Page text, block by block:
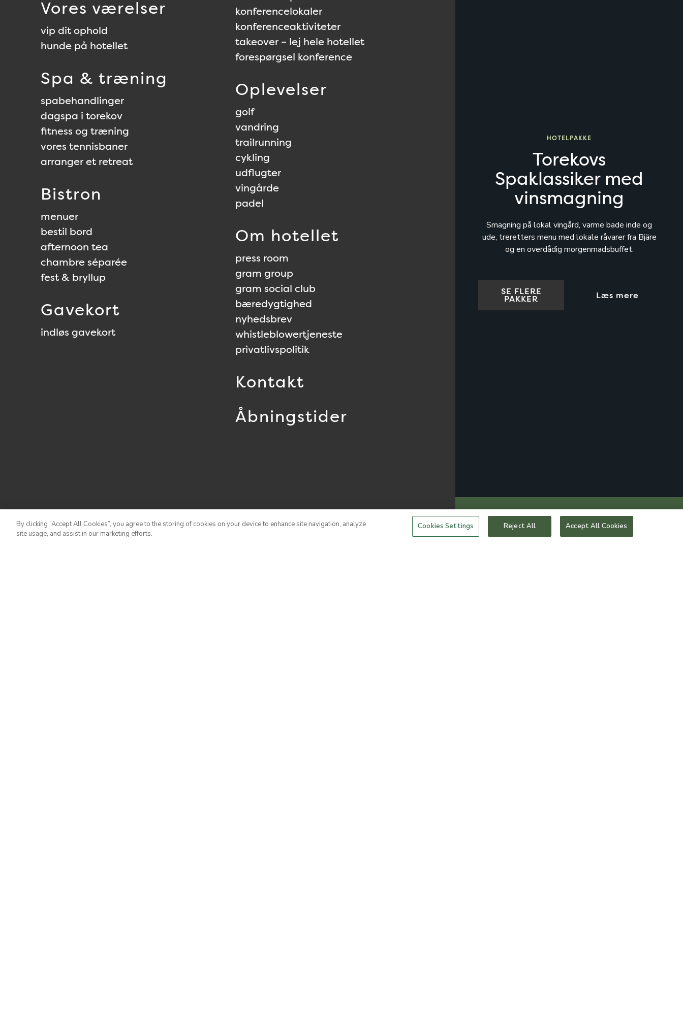
Vores værelser
vip dit ophold
hunde på hotellet
Spa & træning
spabehandlinger
dagspa i torekov
fitness og træning
vores tennisbaner
arranger et retreat
Bistron
menuer
bestil bord
afternoon tea
chambre séparée
fest & bryllup
Gavekort
indløs gavekort
konferencelokaler
konferenceaktiviteter
takeover – lej hele hotellet
forespørgsel konference
Oplevelser
golf
vandring
trailrunning
cykling
udflugter
vingårde
padel
Om hotellet
press room
gram group
gram social club
bæredygtighed
nyhedsbrev
whistleblowertjeneste
privatlivspolitik
Kontakt
Åbningstider
HOTELPAKKE
Torekovs
Spaklassiker med
vinsmagning
Smagning på lokal vingård, varme bade inde og
ude, treretters menu med lokale råvarer fra Bjäre
og en overdådig morgenmadsbuffet.
SE FLERE
PAKKER Læs mere
By clicking “Accept All Cookies”, you agree to the storing of cookies on your device to enhance site navigation, analyze
site usage, and assist in our marketing efforts.
Cookies Settings Reject All Accept All Cookies